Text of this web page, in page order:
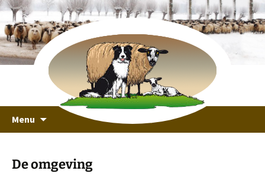
Schaapskooi Ottoland
recreeren in een unieke omgeving
Menu
De omgeving